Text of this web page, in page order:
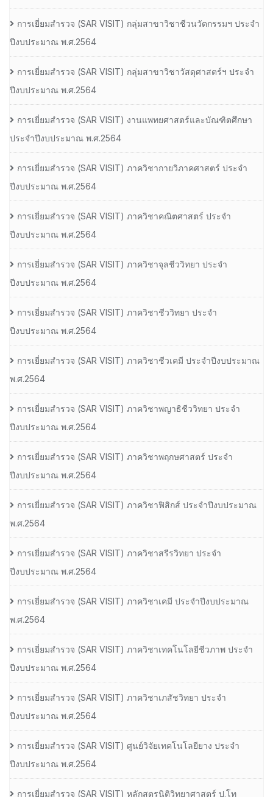
การเยี่ยมสํารวจ (SAR VISIT) กลุ่มสาขาวิชาชีวนวัตกรรมฯ ประจํา
ปีงบประมาณ พ.ศ.2564
การเยี่ยมสํารวจ (SAR VISIT) กลุ่มสาขาวิชาวัสดุศาสตร์ฯ ประจํา
ปีงบประมาณ พ.ศ.2564
การเยี่ยมสํารวจ (SAR VISIT) งานแพทยศาสตร์และบัณฑิตศึกษา
ประจําปีงบประมาณ พ.ศ.2564
การเยี่ยมสํารวจ (SAR VISIT) ภาควิชากายวิภาคศาสตร์ ประจํา
ปีงบประมาณ พ.ศ.2564
การเยี่ยมสํารวจ (SAR VISIT) ภาควิชาคณิตศาสตร์ ประจํา
ปีงบประมาณ พ.ศ.2564
การเยี่ยมสํารวจ (SAR VISIT) ภาควิชาจุลชีววิทยา ประจํา
ปีงบประมาณ พ.ศ.2564
การเยี่ยมสํารวจ (SAR VISIT) ภาควิชาชีววิทยา ประจํา
ปีงบประมาณ พ.ศ.2564
การเยี่ยมสํารวจ (SAR VISIT) ภาควิชาชีวเคมี ประจําปีงบประมาณ
พ.ศ.2564
การเยี่ยมสํารวจ (SAR VISIT) ภาควิชาพญาธิชีววิทยา ประจํา
ปีงบประมาณ พ.ศ.2564
การเยี่ยมสํารวจ (SAR VISIT) ภาควิชาพฤกษศาสตร์ ประจํา
ปีงบประมาณ พ.ศ.2564
การเยี่ยมสํารวจ (SAR VISIT) ภาควิชาฟิสิกส์ ประจําปีงบประมาณ
พ.ศ.2564
การเยี่ยมสํารวจ (SAR VISIT) ภาควิชาสรีรวิทยา ประจํา
ปีงบประมาณ พ.ศ.2564
การเยี่ยมสํารวจ (SAR VISIT) ภาควิชาเคมี ประจําปีงบประมาณ
พ.ศ.2564
การเยี่ยมสํารวจ (SAR VISIT) ภาควิชาเทคโนโลยีชีวภาพ ประจํา
ปีงบประมาณ พ.ศ.2564
การเยี่ยมสํารวจ (SAR VISIT) ภาควิชาเภสัชวิทยา ประจํา
ปีงบประมาณ พ.ศ.2564
การเยี่ยมสํารวจ (SAR VISIT) ศูนย์วิจัยเทคโนโลยียาง ประจํา
ปีงบประมาณ พ.ศ.2564
การเยี่ยมสํารวจ (SAR VISIT) หลักสูตรนิติวิทยาศาสตร์ ป.โท